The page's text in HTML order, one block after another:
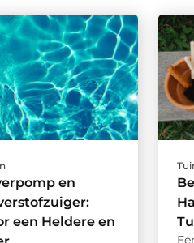
en
een Heldere en